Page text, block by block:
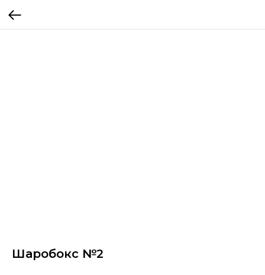
Шаробокс №2